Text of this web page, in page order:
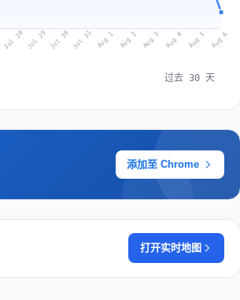
Jul 28 Jul 29 Jul 30 Jul 31 Aug 1 Aug 2 Aug 3 Aug 4 Aug 5 Aug 6
过去 30 天
添加至 Chrome
打开实时地图